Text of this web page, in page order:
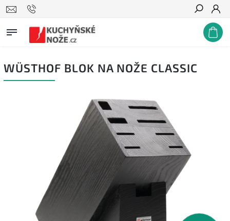
Hledat
WÜSTHOF BLOK NA NOŽE CLASSIC